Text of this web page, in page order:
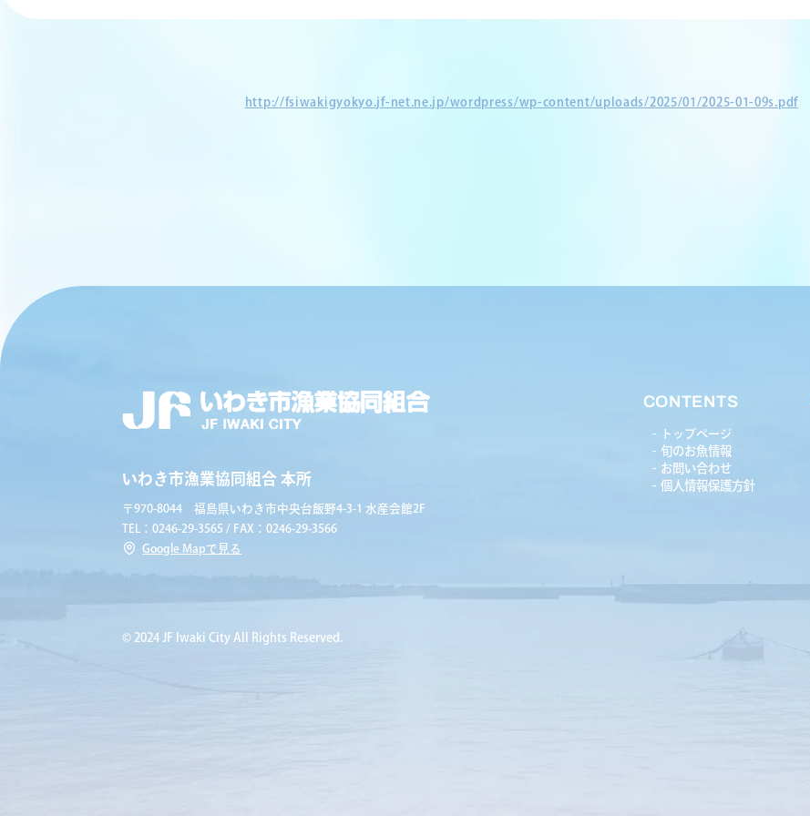
http://fsiwakigyokyo.jf-net.ne.jp/wordpress/wp-content/uploads/2025/01/2025-01-09s.pdf
いわき市漁業協同組合 本所
〒970-8044 福島県いわき市中央台飯野4-3-1 水産会館2F
TEL：0246-29-3565 / FAX：0246-29-3566
Google Mapで見る
CONTENTS
トップページ
旬のお魚情報
お問い合わせ
個人情報保護方針
© 2024 JF Iwaki City All Rights Reserved.